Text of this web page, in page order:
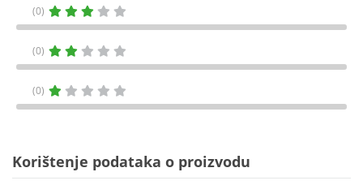
(0)
(0)
(0)
Korištenje podataka o proizvodu